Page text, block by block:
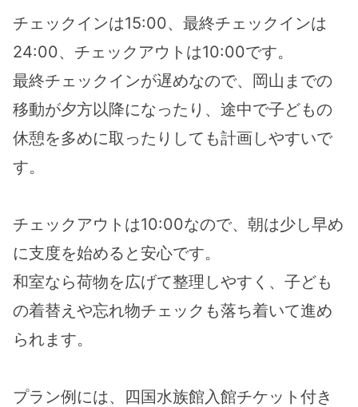
チェックインは15:00、最終チェックインは
24:00、チェックアウトは10:00です。
最終チェックインが遅めなので、岡山までの
移動が夕方以降になったり、途中で子どもの
休憩を多めに取ったりしても計画しやすいで
す。
チェックアウトは10:00なので、朝は少し早め
に支度を始めると安心です。
和室なら荷物を広げて整理しやすく、子ども
の着替えや忘れ物チェックも落ち着いて進め
られます。
プラン例には、四国水族館入館チケット付き